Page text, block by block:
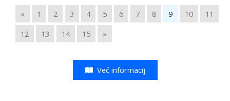
« 1 2 3 4 5 6 7 8 9 10
11
12
13 14 15 »
Več informacij